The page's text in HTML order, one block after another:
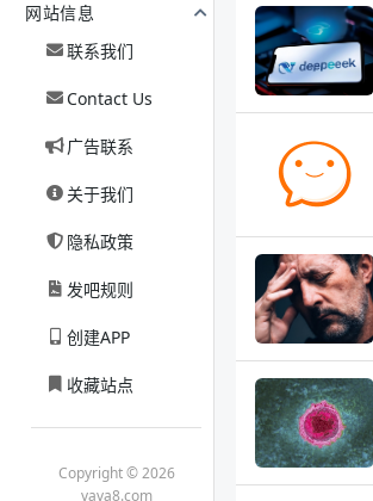
网站信息
联系我们
Contact Us
广告联系
关于我们
隐私政策
发吧规则
创建APP
收藏站点
Copyright © 2026
vava8.com